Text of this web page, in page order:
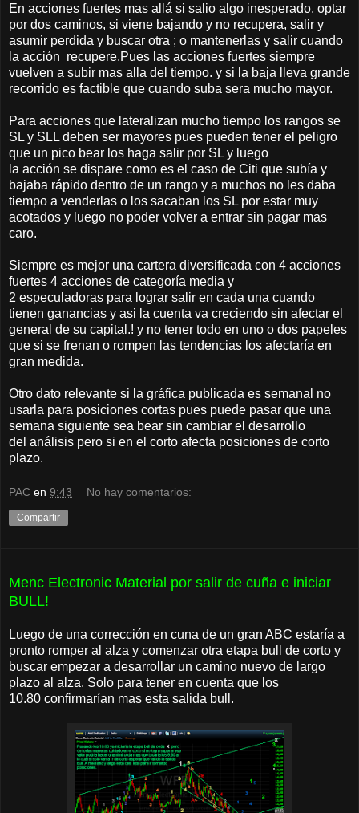
En acciones fuertes mas allá si salio algo inesperado, optar
por dos caminos, si viene bajando y no recupera, salir y
asumir perdida y buscar otra ; o mantenerlas y salir cuando
la acción recupere.Pues las acciones fuertes siempre
vuelven a subir mas alla del tiempo. y si la baja lleva grande
recorrido es factible que cuando suba sera mucho mayor.
Para acciones que lateralizan mucho tiempo los rangos se
SL y SLL deben ser mayores pues pueden tener el peligro
que un pico bear los haga salir por SL y luego
la acción se dispare como es el caso de Citi que subía y
bajaba rápido dentro de un rango y a muchos no les daba
tiempo a venderlas o los sacaban los SL por estar muy
acotados y luego no poder volver a entrar sin pagar mas
caro.
Siempre es mejor una cartera diversificada con 4 acciones
fuertes 4 acciones de categoría media y
2 especuladoras para lograr salir en cada una cuando
tienen ganancias y asi la cuenta va creciendo sin afectar el
general de su capital.! y no tener todo en uno o dos papeles
que si se frenan o rompen las tendencias los afectaría en
gran medida.
Otro dato relevante si la gráfica publicada es semanal no
usarla para posiciones cortas pues puede pasar que una
semana siguiente sea bear sin cambiar el desarrollo
del análisis pero si en el corto afecta posiciones de corto
plazo.
PAC en 9:43 No hay comentarios:
Compartir
Menc Electronic Material por salir de cuña e iniciar
BULL!
Luego de una corrección en cuna de un gran ABC estaría a
pronto romper al alza y comenzar otra etapa bull de corto y
buscar empezar a desarrollar un camino nuevo de largo
plazo al alza. Solo para tener en cuenta que los
10.80 confirmarían mas esta salida bull.